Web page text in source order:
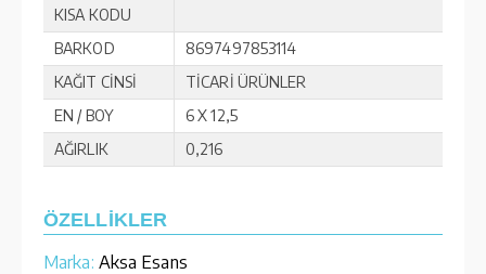
KISA KODU
BARKOD
8697497853114
KAĞIT CİNSİ
TİCARİ ÜRÜNLER
EN / BOY
6 X 12,5
AĞIRLIK
0,216
ÖZELLİKLER
Marka: Aksa Esans